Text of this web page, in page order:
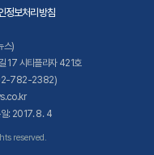
정보처리방침
스)
17 시티플라자 421호
782-2382)
일: 2017. 8. 4
reserved.